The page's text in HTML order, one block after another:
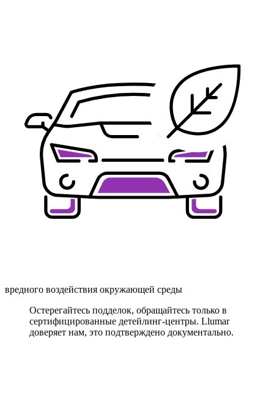
вредного воздействия окружающей среды
Остерегайтесь подделок, обращайтесь только в
сертифицированные детейлинг-центры. Llumar
доверяет нам, это подтверждено документально.